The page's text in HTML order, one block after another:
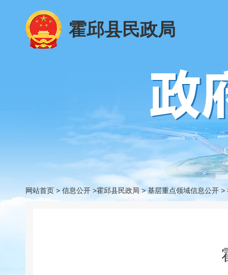
霍邱县民政局
网站首页 > 信息公开 >霍邱县民政局> 基层重点领域信息公开 >